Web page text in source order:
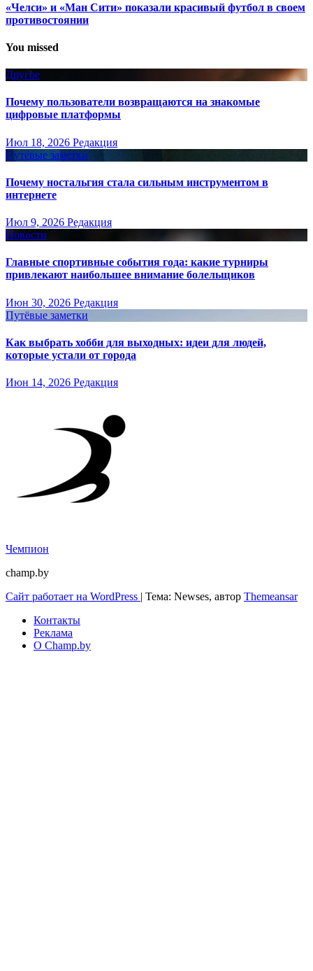
«Челси» и «Ман Сити» показали красивый футбол в своем
противостоянии
You missed
Другое
Почему пользователи возвращаются на знакомые
цифровые платформы
Июл 18, 2026 Редакция
Путёвые заметки
Почему ностальгия стала сильным инструментом в
интернете
Июл 9, 2026 Редакция
Новости
Главные спортивные события года: какие турниры
привлекают наибольшее внимание болельщиков
Июн 30, 2026 Редакция
Путёвые заметки
Как выбрать хобби для выходных: идеи для людей,
которые устали от города
Июн 14, 2026 Редакция
Чемпион
champ.by
Сайт работает на WordPress | Тема: Newses, автор Themeansar
Контакты
Реклама
О Champ.by